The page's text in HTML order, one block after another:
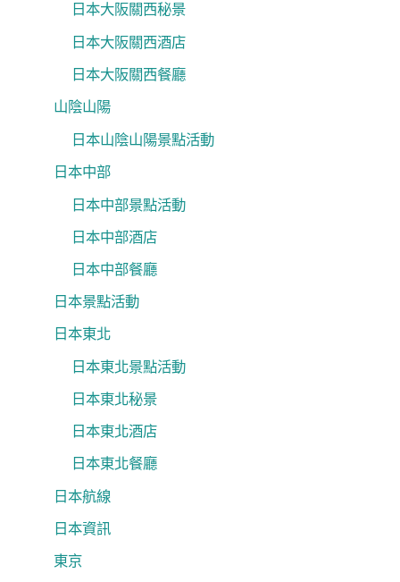
日本大阪關西秘景
日本大阪關西酒店
日本大阪關西餐廳
山陰山陽
日本山陰山陽景點活動
日本中部
日本中部景點活動
日本中部酒店
日本中部餐廳
日本景點活動
日本東北
日本東北景點活動
日本東北秘景
日本東北酒店
日本東北餐廳
日本航線
日本資訊
東京